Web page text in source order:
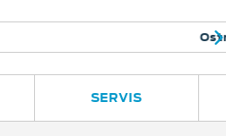
SERVIS